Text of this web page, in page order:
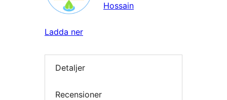
Hossain
Ladda ner
Detaljer
Recensioner